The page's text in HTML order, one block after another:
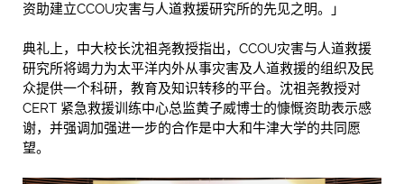
资助建立CCOU灾害与人道救援研究所的先见之明。」
典礼上，中大校长沈祖尧教授指出，CCOU灾害与人道救援
研究所将竭力为太平洋内外从事灾害及人道救援的组织及民
众提供一个科研，教育及知识转移的平台。沈祖尧教授对
CERT 紧急救援训练中心总监黄子威博士的慷慨资助表示感
谢，并强调加强进一步的合作是中大和牛津大学的共同愿
望。